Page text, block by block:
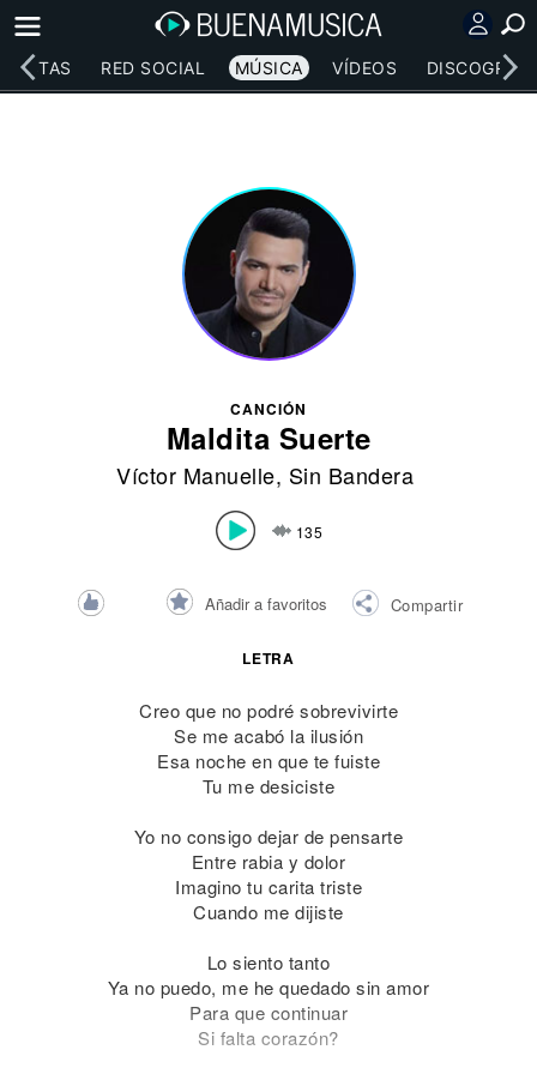
RED SOCIAL MÚSICA VÍDEOS
CANCIÓN
Maldita Suerte
Víctor Manuelle, Sin Bandera
135
Añadir a favoritos Compartir
LETRA
Creo que no podré sobrevivirte
Se me acabó la ilusión
Esa noche en que te fuiste
Tu me desiciste
Yo no consigo dejar de pensarte
Entre rabia y dolor
Imagino tu carita triste
Cuando me dijiste
Lo siento tanto
Ya no puedo, me he quedado sin amor
Para que continuar
Si falta corazón?